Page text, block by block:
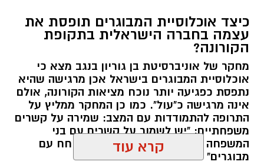
כיצד אוכלוסיית המבוגרים תופסת את
עצמה בחברה הישראלית בתקופת
הקורונה?
מחקר של אוניברסיטת בן גוריון בנגב מצא כי
אוכלוסיית המבוגרים בישראל אכן מרגישה שהיא
נתפסת כפגיעה יותר נוכח מציאות הקורונה, אולם
אינה מרגישה כ"עול". כמו כן המחקר ממליץ על
התרופה להתמודדות עם המצב: שמירה על קשרים
משפחתיים: "יש לשמור על קשרים עם בני
המשפחה ובמיוחד לעודד צעירים לשוחח עם
מבוגרים"
קרא עוד